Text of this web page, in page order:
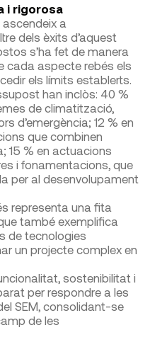
i rigorosa
a
dels èxits d’aquest
s’ha fet de manera
cada aspecte rebés els
els límits establerts.
han inclòs: 40 %
de climatització,
d’emergència; 12 % en
que combinen
15 % en actuacions
i fonamentacions, que
per al desenvolupament
representa una fita
també exemplifica
de tecnologies
un projecte complex en
sostenibilitat i
per respondre a les
SEM, consolidant-se
de les